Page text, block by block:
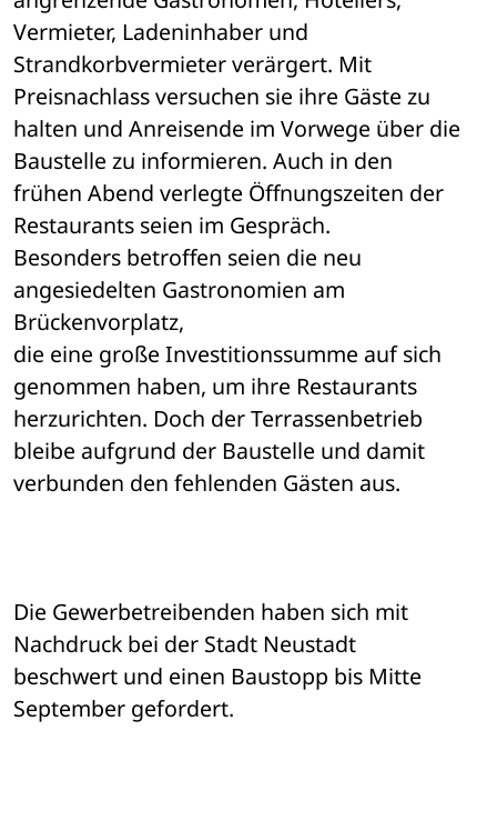
Vermieter, Ladeninhaber und
Strandkorbvermieter verärgert. Mit
Preisnachlass versuchen sie ihre Gäste zu
halten und Anreisende im Vorwege über die
Baustelle zu informieren. Auch in den
frühen Abend verlegte Öffnungszeiten der
Restaurants seien im Gespräch.
Besonders betroffen seien die neu
angesiedelten Gastronomien am
Brückenvorplatz,
die eine große Investitionssumme auf sich
genommen haben, um ihre Restaurants
herzurichten. Doch der Terrassenbetrieb
bleibe aufgrund der Baustelle und damit
verbunden den fehlenden Gästen aus.
Die Gewerbetreibenden haben sich mit
Nachdruck bei der Stadt Neustadt
beschwert und einen Baustopp bis Mitte
September gefordert.